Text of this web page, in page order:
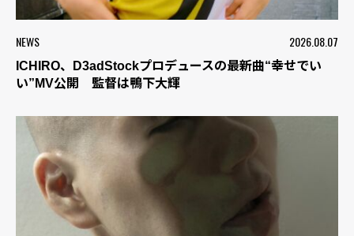
NEWS 2026.08.07
ICHIRO、D3adStockプロデュースの最新曲“幸せでい
い”MV公開 監督は鴨下大輝